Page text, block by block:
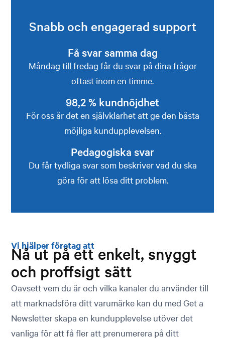
Snabb och engagerad support
Få svar samma dag
Måndag till fredag får du svar på dina frågor
oftast inom en timme.
98,2 % kundnöjdhet
För oss är det en självklarhet att ge den bästa
möjliga kundupplevelsen.
Pedagogiska svar
Du får tydliga svar som beskriver vad du ska
göra för att lösa ditt problem.
Vi hjälper företag att
Nå ut på ett enkelt, snyggt
och proffsigt sätt
Oavsett vem du är och vilka kanaler du använder till
att marknadsföra ditt varumärke kan du med Get a
Newsletter skapa en kundupplevelse utöver det
vanliga för att få fler att prenumerera på ditt